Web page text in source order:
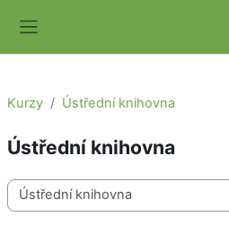
Kurzy Ústřední knihovna
Ústřední knihovna
Kategorie kurzů